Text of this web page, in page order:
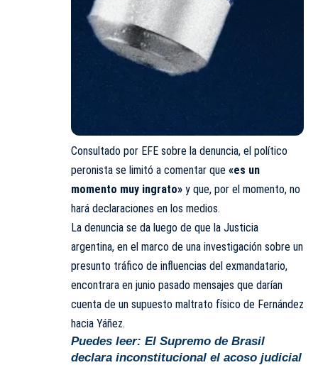
Consultado por EFE sobre la denuncia, el político
peronista se limitó a comentar que «es un
momento muy ingrato» y que, por el momento, no
hará declaraciones en los medios.
La denuncia se da luego de que la Justicia
argentina, en el marco de una investigación sobre un
presunto tráfico de influencias del exmandatario,
encontrara en junio pasado mensajes que darían
cuenta de un supuesto maltrato físico de Fernández
hacia Yáñez.
Puedes leer: El Supremo de Brasil
declara inconstitucional el acoso judicial